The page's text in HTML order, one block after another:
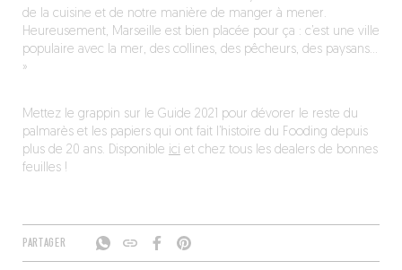
de la cuisine et de notre manière de manger à mener.
Heureusement, Marseille est bien placée pour ça : c’est une ville
populaire avec la mer, des collines, des pêcheurs, des paysans…
»
Mettez le grappin sur le Guide 2021 pour dévorer le reste du
palmarès et les papiers qui ont fait l’histoire du Fooding depuis
plus de 20 ans. Disponible ici et chez tous les dealers de bonnes
feuilles !
PARTAGER